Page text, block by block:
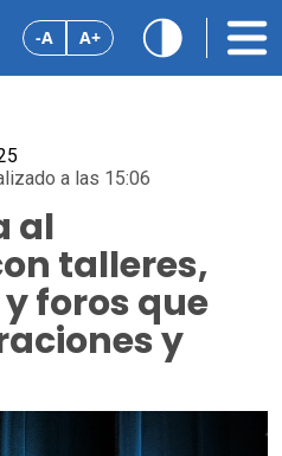
-A A+
a las 15:06
al
talleres,
foros que
y